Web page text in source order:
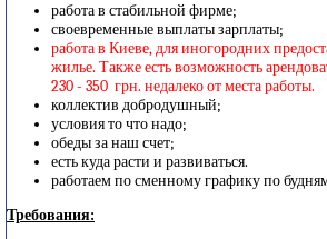
работа в стабильной фирме;
своевременные выплаты зарплаты;
работа в Киеве, для иногородних
жилье. Также есть возможность
230 - 350 грн. недалеко от места работы.
коллектив добродушный;
условия то что надо;
обеды за наш счет;
есть куда расти и развиваться.
работаем по сменному графику по
Требования: